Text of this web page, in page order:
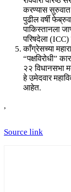
करण्यास सुरुवात
पुढील वर्षी
पाकिस्तानला
परिषदेला
काँग्रेसच्या
“पक्षविरोधी”
२२ विधानसभा
हे उमेदवार
आहेत.
,
Source link